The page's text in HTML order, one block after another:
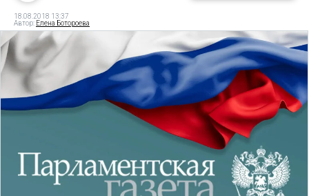
18.08.2018 13:37
Автор: Елена Ботороева